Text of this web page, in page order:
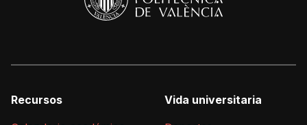
Recursos Vida universitaria